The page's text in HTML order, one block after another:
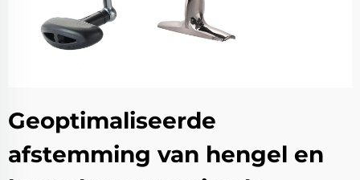
Geoptimaliseerde
afstemming van hengel en